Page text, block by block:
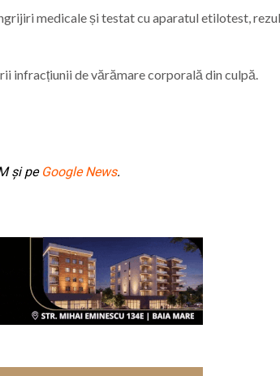
medicale și testat cu aparatul etilotest,
infracțiunii de vărămare corporală din culpă.
și pe Google News.